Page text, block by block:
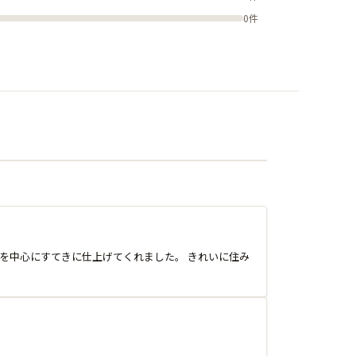
0件
中心にすてきに仕上げてくれました。 きれいに住み